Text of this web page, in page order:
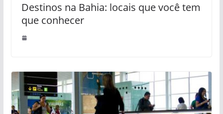
Destinos na Bahia: locais que você tem
que conhecer